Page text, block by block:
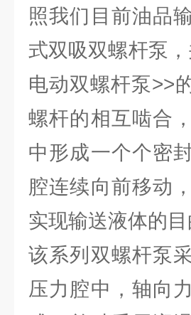
照我们目前油品
式双吸双螺杆泵
电动双螺杆泵>>
螺杆的相互啮合
中形成一个个密
腔连续向前移动
实现输送液体的
该系列双螺杆泵
压力腔中，轴向